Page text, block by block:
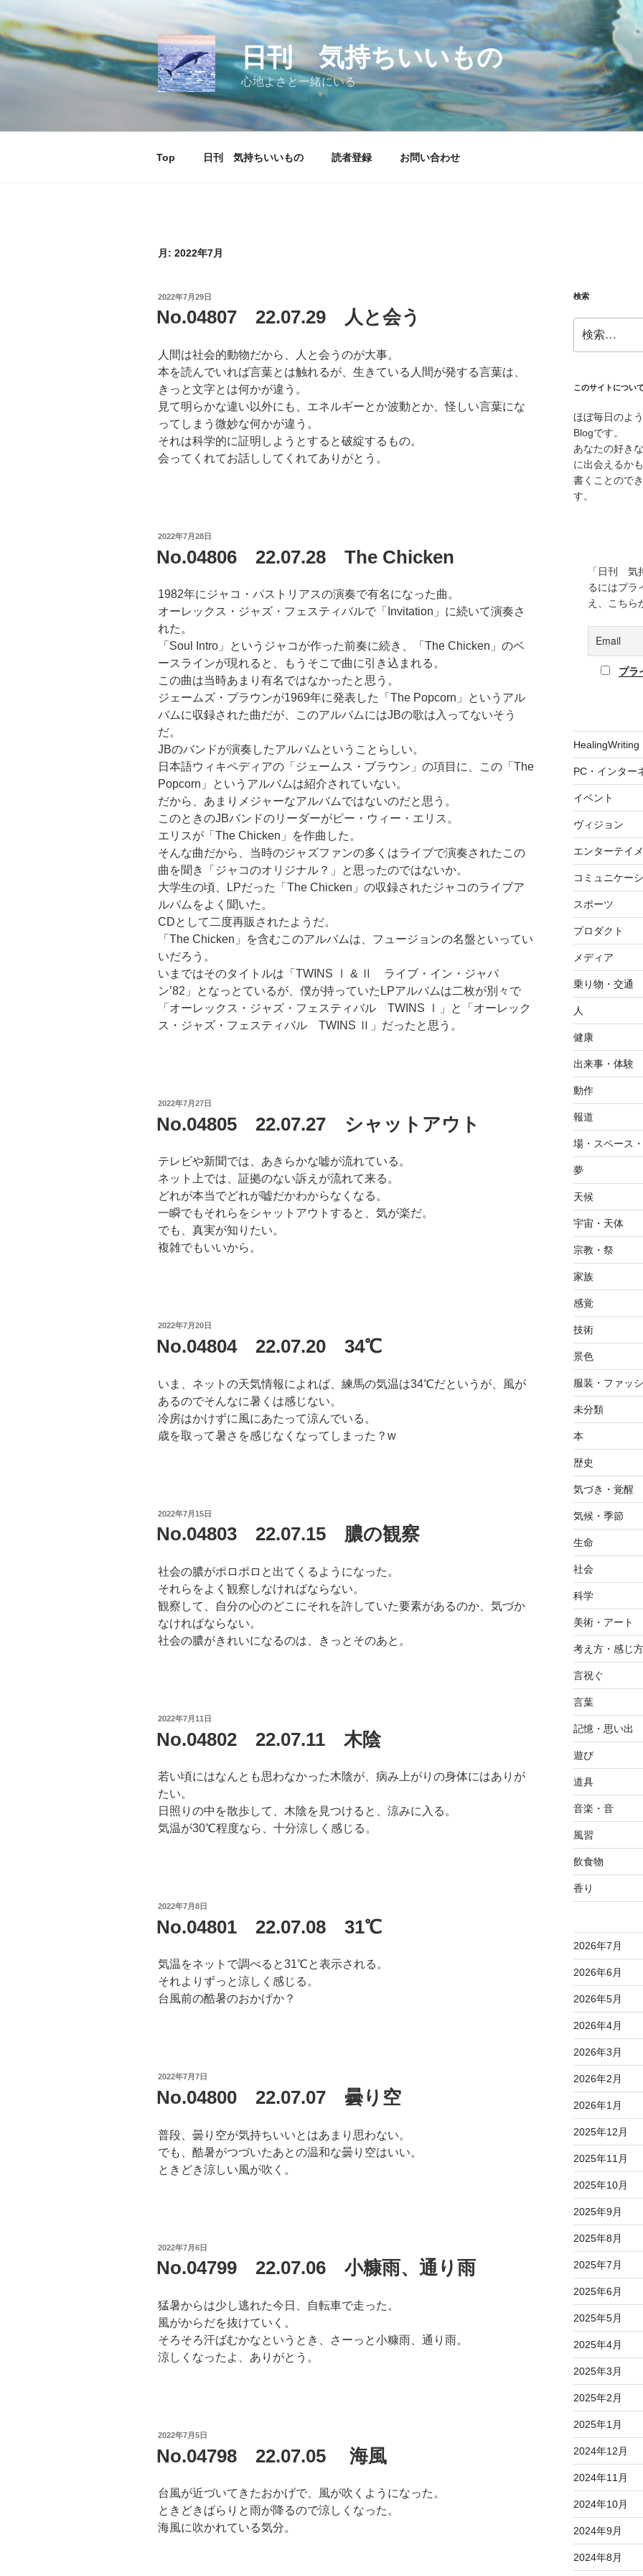
ン
テ
ン
キ
日刊 気持ちいいもの
心地よさと一緒にいる
Top 日刊 気持ちいいもの 読者登録 お問い合わせ
月: 2022年7月
投
日:
2022年7月29日
No.04807 22.07.29 人と会う
人間は社会的動物だから、人と会うのが大事。
本を読んでいれば言葉とは触れるが、生きている人間が発する言葉は、
きっと文字とは何かが違う。
見て明らかな違い以外にも、エネルギーとか波動とか、怪しい言葉にな
ってしまう微妙な何かが違う。
それは科学的に証明しようとすると破綻するもの。
会ってくれてお話ししてくれてありがとう。
投
日:
2022年7月28日
No.04806 22.07.28 The Chicken
1982年にジャコ・パストリアスの演奏で有名になった曲。
オーレックス・ジャズ・フェスティバルで「Invitation」に続いて演奏さ
れた。
「Soul Intro」というジャコが作った前奏に続き、「The Chicken」のベ
ースラインが現れると、もうそこで曲に引き込まれる。
この曲は当時あまり有名ではなかったと思う。
ジェームズ・ブラウンが1969年に発表した「The Popcorn」というアル
バムに収録された曲だが、このアルバムにはJBの歌は入ってないそう
だ。
JBのバンドが演奏したアルバムということらしい。
日本語ウィキペディアの「ジェームス・ブラウン」の項目に、この「The
Popcorn」というアルバムは紹介されていない。
だから、あまりメジャーなアルバムではないのだと思う。
このときのJBバンドのリーダーがピー・ウィー・エリス。
エリスが「The Chicken」を作曲した。
そんな曲だから、当時のジャズファンの多くはライブで演奏されたこの
曲を聞き「ジャコのオリジナル？」と思ったのではないか。
大学生の頃、LPだった「The Chicken」の収録されたジャコのライブア
ルバムをよく聞いた。
CDとして二度再販されたようだ。
「The Chicken」を含むこのアルバムは、フュージョンの名盤といってい
いだろう。
いまではそのタイトルは「TWINS Ⅰ & Ⅱ ライブ・イン・ジャパ
ン’82」となっとているが、僕が持っていたLPアルバムは二枚が別々で
「オーレックス・ジャズ・フェスティバル TWINS Ⅰ」と「オーレック
ス・ジャズ・フェスティバル TWINS Ⅱ」だったと思う。
投
日:
2022年7月27日
No.04805 22.07.27 シャットアウト
テレビや新聞では、あきらかな嘘が流れている。
ネット上では、証拠のない訴えが流れて来る。
どれが本当でどれが嘘だかわからなくなる。
一瞬でもそれらをシャットアウトすると、気が楽だ。
でも、真実が知りたい。
複雑でもいいから。
投
日:
2022年7月20日
No.04804 22.07.20 34℃
いま、ネットの天気情報によれば、練馬の気温は34℃だというが、風が
あるのでそんなに暑くは感じない。
冷房はかけずに風にあたって涼んでいる。
歳を取って暑さを感じなくなってしまった？w
投
日:
2022年7月15日
No.04803 22.07.15 膿の観察
社会の膿がポロポロと出てくるようになった。
それらをよく観察しなければならない。
観察して、自分の心のどこにそれを許していた要素があるのか、気づか
なければならない。
社会の膿がきれいになるのは、きっとそのあと。
投
日:
2022年7月11日
No.04802 22.07.11 木陰
若い頃にはなんとも思わなかった木陰が、病み上がりの身体にはありが
たい。
日照りの中を散歩して、木陰を見つけると、涼みに入る。
気温が30℃程度なら、十分涼しく感じる。
投
日:
2022年7月8日
No.04801 22.07.08 31℃
気温をネットで調べると31℃と表示される。
それよりずっと涼しく感じる。
台風前の酷暑のおかげか？
投
日:
2022年7月7日
No.04800 22.07.07 曇り空
普段、曇り空が気持ちいいとはあまり思わない。
でも、酷暑がつづいたあとの温和な曇り空はいい。
ときどき涼しい風が吹く。
投
日:
2022年7月6日
No.04799 22.07.06 小糠雨、通り雨
猛暑からは少し逃れた今日、自転車で走った。
風がからだを抜けていく。
そろそろ汗ばむかなというとき、さーっと小糠雨、通り雨。
涼しくなったよ、ありがとう。
投
日:
2022年7月5日
No.04798 22.07.05 海風
台風が近づいてきたおかげで、風が吹くようになった。
ときどきぱらりと雨が降るので涼しくなった。
海風に吹かれている気分。
検索
索:
このサイトについ
ほぼ毎日のよ
Blogです。
あなたの好き
に出会えるか
書くことので
す。
「日刊 気
るにはプラ
え、こちら
プラ
HealingWriting
PC・インター
イベント
ヴィジョン
エンターテイ
コミュニケー
スポーツ
プロダクト
メディア
乗り物・交通
人
健康
出来事・体験
動作
報道
場・スペース
夢
天候
宇宙・天体
宗教・祭
家族
感覚
技術
景色
服装・ファッ
未分類
本
歴史
気づき・覚醒
気候・季節
生命
社会
科学
美術・アート
考え方・感じ方
言祝ぐ
言葉
記憶・思い出
遊び
道具
音楽・音
風習
飲食物
香り
2026年7月
2026年6月
2026年5月
2026年4月
2026年3月
2026年2月
2026年1月
2025年12月
2025年11月
2025年10月
2025年9月
2025年8月
2025年7月
2025年6月
2025年5月
2025年4月
2025年3月
2025年2月
2025年1月
2024年12月
2024年11月
2024年10月
2024年9月
2024年8月